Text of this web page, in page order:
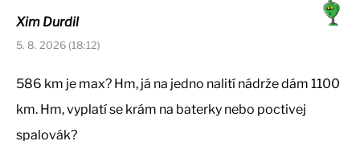
Xim Durdil
5. 8. 2026 (18:12)
586 km je max? Hm, já na jedno nalití nádrže dám 1100
km. Hm, vyplatí se krám na baterky nebo poctivej
spalovák?